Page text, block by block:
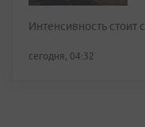
Интенсивность стоит
сегодня, 04:32